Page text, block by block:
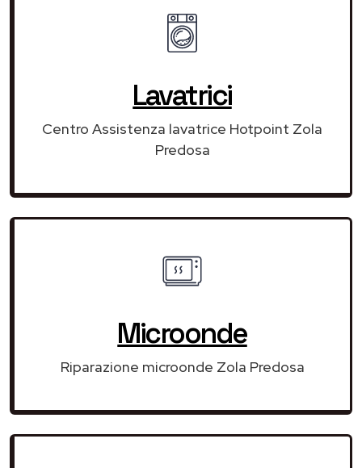
Lavatrici
Centro Assistenza lavatrice Hotpoint Zola
Predosa
Microonde
Riparazione microonde Zola Predosa